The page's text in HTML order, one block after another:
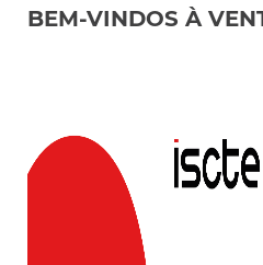
BEM-VINDOS À